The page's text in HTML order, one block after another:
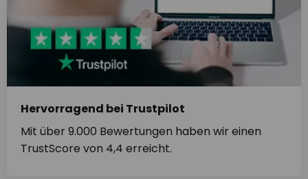
Hervorragend bei Trustpilot
Mit über 9.000 Bewertungen haben wir einen
TrustScore von 4,4 erreicht.